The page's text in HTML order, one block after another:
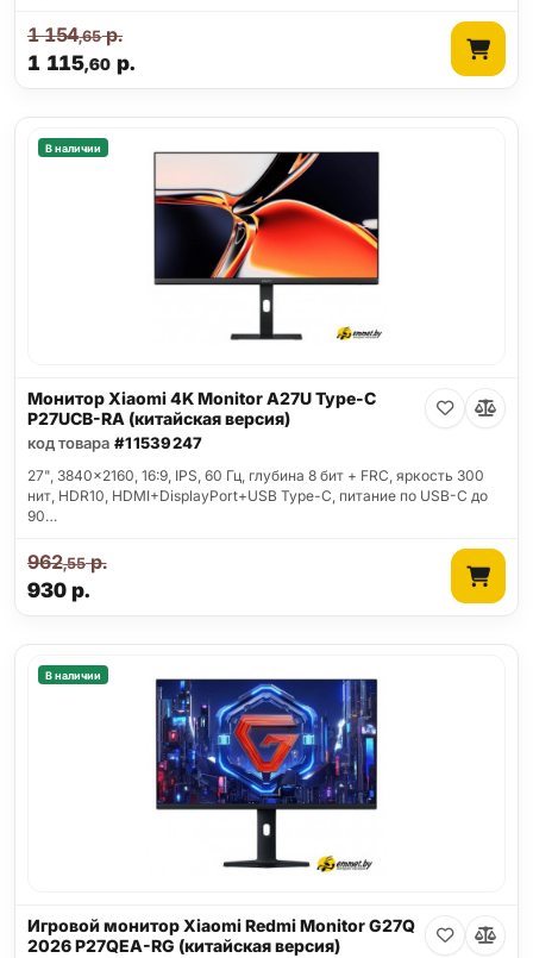
1 115,60 р.
1 154,65р.
В наличии
Монитор Xiaomi 4K Monitor A27U Type-C
P27UCB-RA (китайская версия)
код товара #11539247
27", 3840x2160, 16:9, IPS, 60 Гц, глубина 8 бит + FRC, яркость 300
нит, HDR10, HDMI+DisplayPort+USB Type-C, питание по USB-C до
90…
930р.
962,55р.
В наличии
Игровой монитор Xiaomi Redmi Monitor G27Q
2026 P27QEA-RG (китайская версия)